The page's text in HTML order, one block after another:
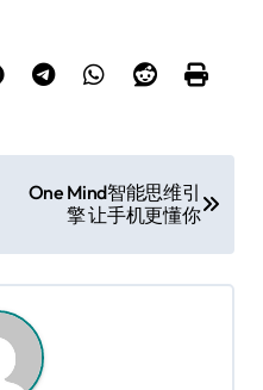
One Mind智能思维引
擎 让手机更懂你